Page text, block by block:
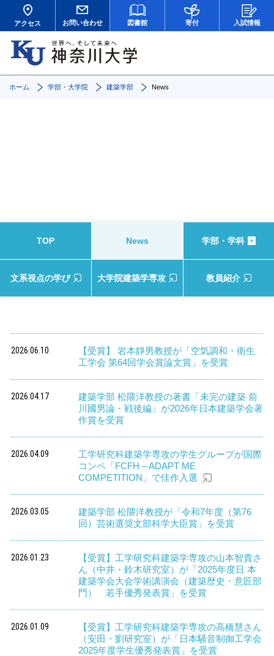
アクセス お問い合わせ 図書館 寄付 入試情報
ホーム 学部・大学院 建築学部 News
TOP News 学部・学科
文系視点の学び 大学院建築学専攻 教員紹介
2026.06.10
【受賞】 岩本靜男教授が「空気調和・衛生
工学会 第64回学会賞論文賞」を受賞
2026.04.17
建築学部 松隈洋教授の著書「未完の建築 前
川國男論・戦後編」が2026年日本建築学会著
作賞を受賞
2026.04.09
工学研究科建築学専攻の学生グループが国際
コンペ「FCFH – ADAPT ME
COMPETITION」で佳作入選
2026.03.05
建築学部 松隈洋教授が「令和7年度（第76
回）芸術選奨文部科学大臣賞」を受賞
2026.01.23
【受賞】工学研究科建築学専攻の山本智貴さ
ん（中井・鈴木研究室）が「2025年度日 本
建築学会大会学術講演会（建築歴史・意匠部
門） 若手優秀発表賞」を受賞
2026.01.09
【受賞】工学研究科建築学専攻の高橋慧さん
（安田・劉研究室）が「日本騒音制御工学会
2025年度学生優秀発表賞」を受賞